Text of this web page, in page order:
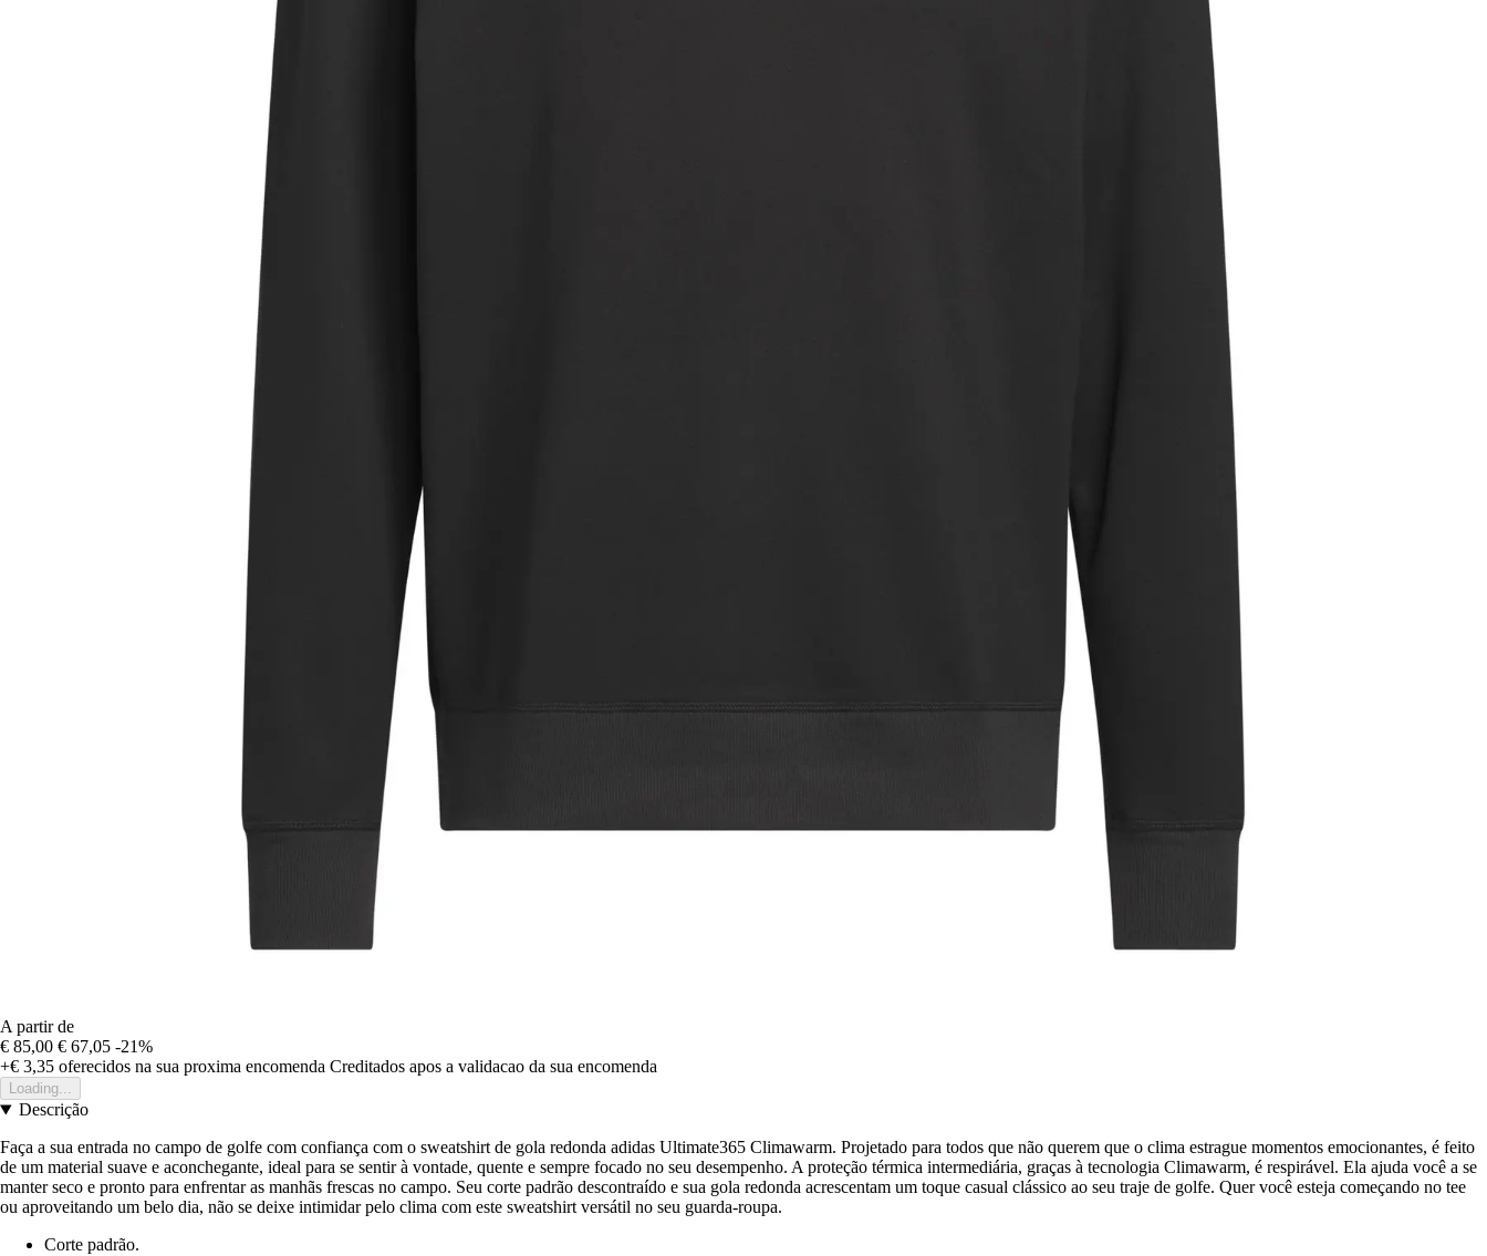
A partir de
€ 85,00 € 67,05 -21%
+€ 3,35 oferecidos na sua proxima encomenda Creditados apos a validacao da sua encomenda
Loading...
Descrição
Faça a sua entrada no campo de golfe com confiança com o sweatshirt de gola redonda adidas Ultimate365 Climawarm. Projetado para todos que não querem que o clima estrague momentos emocionantes, é feito
de um material suave e aconchegante, ideal para se sentir à vontade, quente e sempre focado no seu desempenho. A proteção térmica intermediária, graças à tecnologia Climawarm, é respirável. Ela ajuda você a se
manter seco e pronto para enfrentar as manhãs frescas no campo. Seu corte padrão descontraído e sua gola redonda acrescentam um toque casual clássico ao seu traje de golfe. Quer você esteja começando no tee
ou aproveitando um belo dia, não se deixe intimidar pelo clima com este sweatshirt versátil no seu guarda-roupa.
Corte padrão.